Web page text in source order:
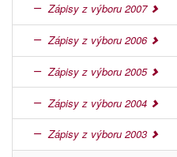
Zápisy z výboru 2007
Zápisy z výboru 2006
Zápisy z výboru 2005
Zápisy z výboru 2004
Zápisy z výboru 2003